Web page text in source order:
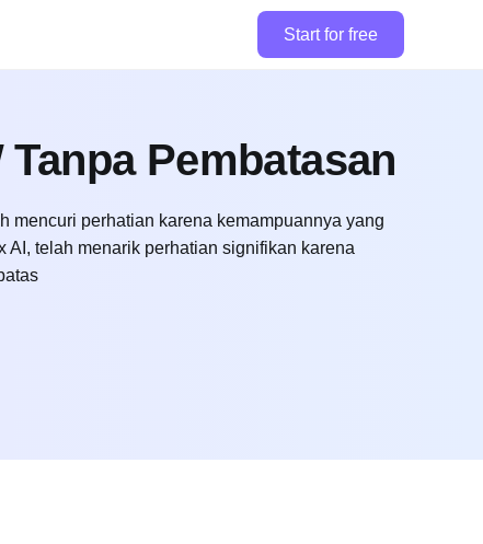
Start for free
Pembatasan
mencuri perhatian karena kemampuannya yang
telah menarik perhatian signifikan karena